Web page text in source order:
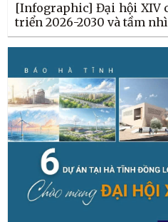
[Infographic] Đại hội XIV
triển 2026-2030 và tầm